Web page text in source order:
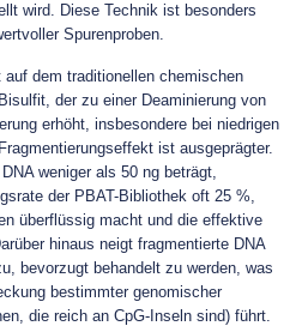
wird. Diese Technik ist besonders
Spurenproben.
auf dem traditionellen chemischen
der zu einer Deaminierung von
erhöht, insbesondere bei niedrigen
ist ausgeprägter.
weniger als 50 ng beträgt,
der PBAT-Bibliothek oft 25 %,
überflüssig macht und die effektive
hinaus neigt fragmentierte DNA
bevorzugt behandelt zu werden, was
bestimmter genomischer
die reich an CpG-Inseln sind) führt.